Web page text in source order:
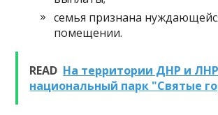
семья признана
помещении.
READ На территории ДНР и
национальный парк "Святые